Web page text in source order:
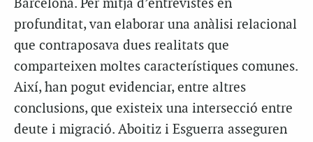
Barcelona. Per mitjà d’entrevistes en
profunditat, van elaborar una anàlisi relacional
que contraposava dues realitats que
comparteixen moltes característiques comunes.
Així, han pogut evidenciar, entre altres
conclusions, que existeix una intersecció entre
deute i migració. Aboitiz i Esguerra asseguren